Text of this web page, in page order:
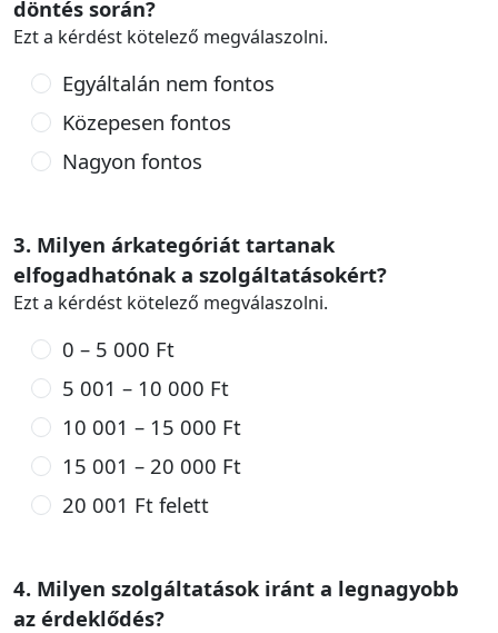
döntés során?
Ezt a kérdést kötelező megválaszolni.
Egyáltalán nem fontos
Közepesen fontos
Nagyon fontos
3. Milyen árkategóriát tartanak
elfogadhatónak a szolgáltatásokért?
Ezt a kérdést kötelező megválaszolni.
0 – 5 000 Ft
5 001 – 10 000 Ft
10 001 – 15 000 Ft
15 001 – 20 000 Ft
20 001 Ft felett
4. Milyen szolgáltatások iránt a legnagyobb
az érdeklődés?